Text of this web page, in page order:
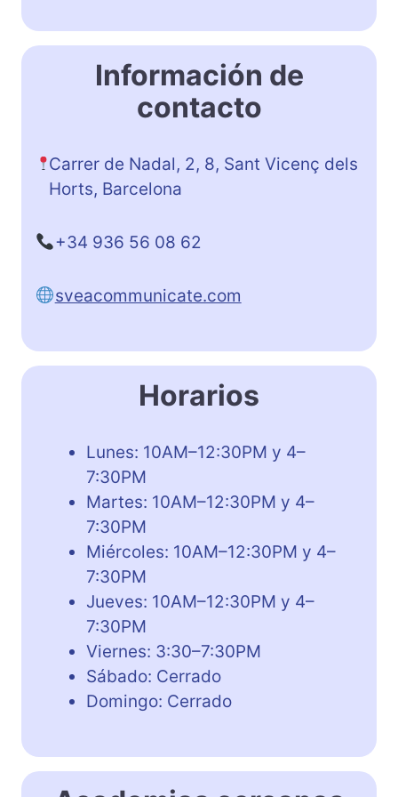
Información de
contacto
Carrer de Nadal, 2, 8, Sant Vicenç dels
Horts, Barcelona
+34 936 56 08 62
sveacommunicate.com
Horarios
Lunes: 10AM–12:30PM y 4–
7:30PM
Martes: 10AM–12:30PM y 4–
7:30PM
Miércoles: 10AM–12:30PM y 4–
7:30PM
Jueves: 10AM–12:30PM y 4–
7:30PM
Viernes: 3:30–7:30PM
Sábado: Cerrado
Domingo: Cerrado